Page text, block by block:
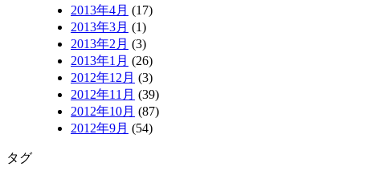
2013年4月 (17)
2013年3月 (1)
2013年2月 (3)
2013年1月 (26)
2012年12月 (3)
2012年11月 (39)
2012年10月 (87)
2012年9月 (54)
タグ